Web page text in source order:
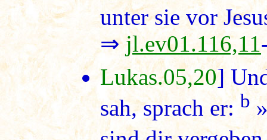
unter sie vor
⇒jl.ev01.116,11
Lukas.05,20]
sah, sprach er:b